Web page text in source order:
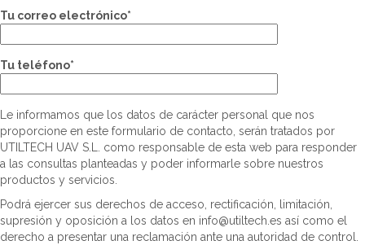
Tu correo electrónico*
Tu teléfono*
Le informamos que los datos de carácter personal que nos
proporcione en este formulario de contacto, serán tratados por
UTILTECH UAV S.L. como responsable de esta web para responder
a las consultas planteadas y poder informarle sobre nuestros
productos y servicios.
Podrá ejercer sus derechos de acceso, rectificación, limitación,
supresión y oposición a los datos en info@utiltech.es así como el
derecho a presentar una reclamación ante una autoridad de control.